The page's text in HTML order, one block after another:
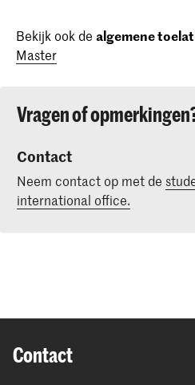
Bekijk ook de algemene
Master
Vragen of
Contact
Neem contact op met de
international office.
Contact